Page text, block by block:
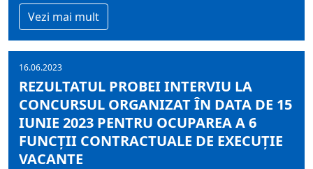
Vezi mai mult
16.06.2023
REZULTATUL PROBEI INTERVIU LA
CONCURSUL ORGANIZAT ÎN DATA DE 15
IUNIE 2023 PENTRU OCUPAREA A 6
FUNCŢII CONTRACTUALE DE EXECUŢIE
VACANTE